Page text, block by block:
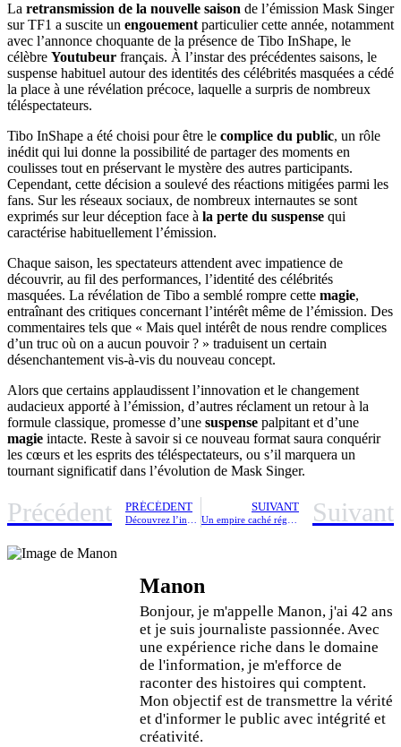
La retransmission de la nouvelle saison de l’émission Mask Singer
sur TF1 a suscite un engouement particulier cette année, notamment
avec l’annonce choquante de la présence de Tibo InShape, le
célèbre Youtubeur français. À l’instar des précédentes saisons, le
suspense habituel autour des identités des célébrités masquées a cédé
la place à une révélation précoce, laquelle a surpris de nombreux
téléspectateurs.
Tibo InShape a été choisi pour être le complice du public, un rôle
inédit qui lui donne la possibilité de partager des moments en
coulisses tout en préservant le mystère des autres participants.
Cependant, cette décision a soulevé des réactions mitigées parmi les
fans. Sur les réseaux sociaux, de nombreux internautes se sont
exprimés sur leur déception face à la perte du suspense qui
caractérise habituellement l’émission.
Chaque saison, les spectateurs attendent avec impatience de
découvrir, au fil des performances, l’identité des célébrités
masquées. La révélation de Tibo a semblé rompre cette magie,
entraînant des critiques concernant l’intérêt même de l’émission. Des
commentaires tels que « Mais quel intérêt de nous rendre complices
d’un truc où on a aucun pouvoir ? » traduisent un certain
désenchantement vis-à-vis du nouveau concept.
Alors que certains applaudissent l’innovation et le changement
audacieux apporté à l’émission, d’autres réclament un retour à la
formule classique, promesse d’une suspense palpitant et d’une
magie intacte. Reste à savoir si ce nouveau format saura conquérir
les cœurs et les esprits des téléspectateurs, ou s’il marquera un
tournant significatif dans l’évolution de Mask Singer.
Précédent PRÉCÉDENT SUIVANT Suivant
Manon
Bonjour, je m'appelle Manon, j'ai 42 ans
et je suis journaliste passionnée. Avec
une expérience riche dans le domaine
de l'information, je m'efforce de
raconter des histoires qui comptent.
Mon objectif est de transmettre la vérité
et d'informer le public avec intégrité et
créativité.